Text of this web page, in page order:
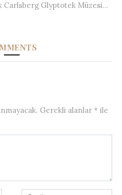
Carlsberg Glyptotek Müzesi...
Gerekli alanlar * ile